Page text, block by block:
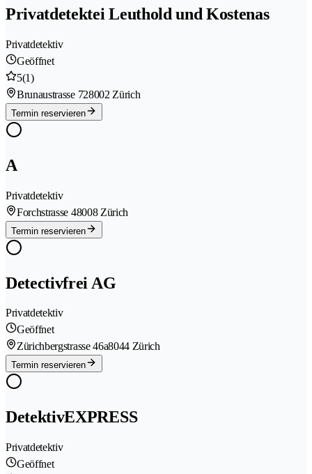
Privatdetektei Leuthold und Kostenas
Privatdetektiv
Geöffnet
5(1)
Brunaustrasse 728002 Zürich
Termin reservieren
A
Privatdetektiv
Forchstrasse 48008 Zürich
Termin reservieren
Detectivfrei AG
Privatdetektiv
Geöffnet
Zürichbergstrasse 46a8044 Zürich
Termin reservieren
DetektivEXPRESS
Privatdetektiv
Geöffnet